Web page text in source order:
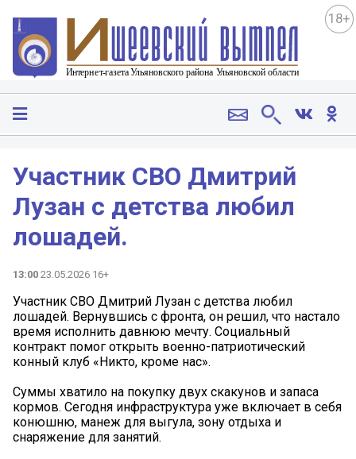
18+
Участник СВО Дмитрий
Лузан с детства любил
лошадей.
13:00 23.05.2026 16+
Участник СВО Дмитрий Лузан с детства любил
лошадей. Вернувшись с фронта, он решил, что настало
время исполнить давнюю мечту. Социальный
контракт помог открыть военно-патриотический
конный клуб «Никто, кроме нас».
Суммы хватило на покупку двух скакунов и запаса
кормов. Сегодня инфраструктура уже включает в себя
конюшню, манеж для выгула, зону отдыха и
снаряжение для занятий.